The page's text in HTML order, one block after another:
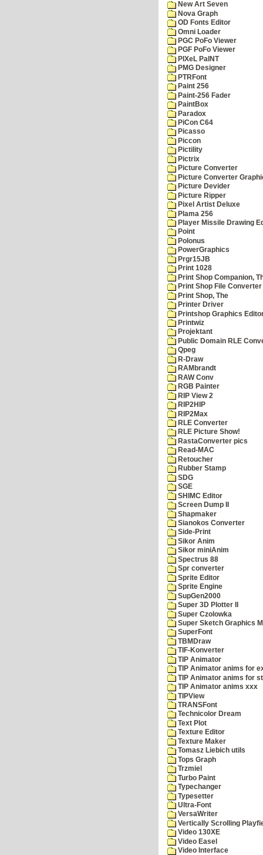
New Art Seven
Nova Graph
OD Fonts Editor
Omni Loader
PGC PoFo Viewer
PGF PoFo Viewer
PIXeL PaINT
PMG Designer
PTRFont
Paint 256
Paint-256 Fader
PaintBox
Paradox
PiCon C64
Picasso
Piccon
Pictility
Pictrix
Picture Converter
Picture Converter
Picture Devider
Picture Ripper
Pixel Artist Deluxe
Plama 256
Player Missile Drawing
Point
Polonus
PowerGraphics
Prgr15JB
Print 1028
Print Shop Companion,
Print Shop File Converter
Print Shop, The
Printer Driver
Printshop Graphics
Printwiz
Projektant
Public Domain RLE
Qpeg
R-Draw
RAMbrandt
RAW Conv
RGB Painter
RIP View 2
RIP2HIP
RIP2Max
RLE Converter
RLE Picture Show!
RastaConverter pics
Read-MAC
Retoucher
Rubber Stamp
SDG
SGE
SHIMC Editor
Screen Dump II
Shapmaker
Sianokos Converter
Side-Print
Sikor Anim
Sikor miniAnim
Spectrus 88
Spr converter
Sprite Editor
Sprite Engine
SupGen2000
Super 3D Plotter II
Super Czolowka
Super Sketch Graphics
SuperFont
TBMDraw
TIF-Konverter
TIP Animator
TIP Animator anims for
TIP Animator anims for
TIP Animator anims xxx
TIPView
TRANSFont
Technicolor Dream
Text Plot
Texture Editor
Texture Maker
Tomasz Liebich utils
Tops Graph
Trzmiel
Turbo Paint
Typechanger
Typesetter
Ultra-Font
VersaWriter
Vertically Scrolling
Video 130XE
Video Easel
Video Interface